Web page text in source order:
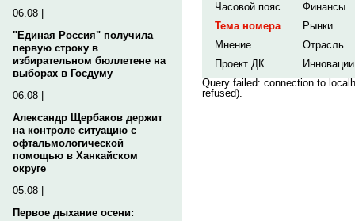
06.08 |
"Единая Россия" получила
первую строку в
избирательном бюллетене на
выборах в Госдуму
06.08 |
Александр Щербаков держит
на контроле ситуацию с
офтальмологической
помощью в Ханкайском
округе
05.08 |
Первое дыхание осени:
Часовой пояс
Финансы
Тема номера
Рынки
Мнение
Отрасль
Проект ДК
Инновации
Query failed: connection to
refused).